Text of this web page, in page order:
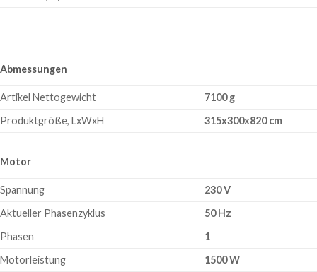
Abmessungen
Artikel Nettogewicht
7100 g
Produktgröße, LxWxH
315x300x820 cm
Motor
Spannung
230 V
Aktueller Phasenzyklus
50 Hz
Phasen
1
Motorleistung
1500 W